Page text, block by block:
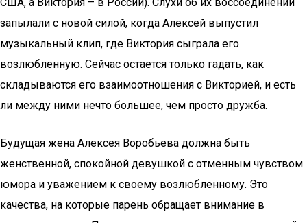
запылали с новой силой, когда Алексей выпустил
музыкальный клип, где Виктория сыграла его
возлюбленную. Сейчас остается только гадать, как
складываются его взаимоотношения с Викторией, и есть
ли между ними нечто большее, чем просто дружба.
Будущая жена Алексея Воробьева должна быть
женственной, спокойной девушкой с отменным чувством
юмора и уважением к своему возлюбленному. Это
качества, на которые парень обращает внимание в